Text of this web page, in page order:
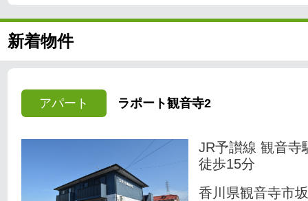
新着物件
アパート ラポート観音寺2
JR予讃線 観音寺
徒歩15分
香川県観音寺市